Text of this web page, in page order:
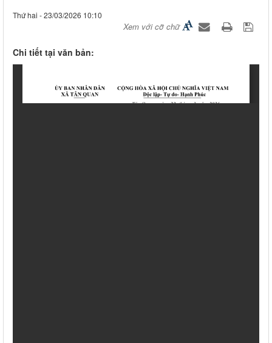
Thứ hai - 23/03/2026 10:10
Xem với cỡ chữ
Chi tiết tại văn bản: